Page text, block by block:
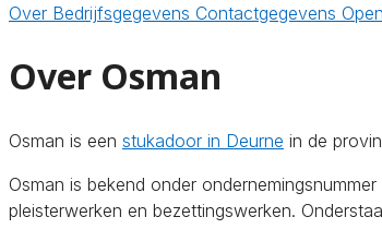
Over Bedrijfsgegevens Contactgegevens
Over Osman
Osman is een stukadoor in Deurne in de
Osman is bekend onder
pleisterwerken en bezettingswerken.